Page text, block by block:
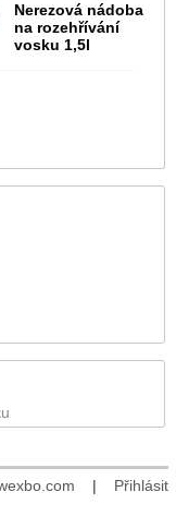
Nerezová nádoba
na rozehřívání
vosku 1,5l
| Přihlásit